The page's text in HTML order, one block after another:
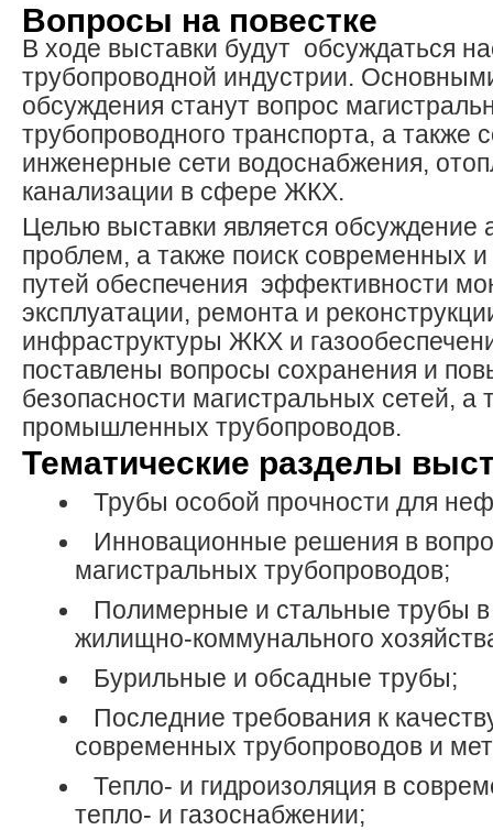
Вопросы на повестке
В ходе выставки будут обсуждаться
трубопроводной индустрии.
обсуждения станут вопрос
трубопроводного транспорта, а также
инженерные сети водоснабжения,
канализации в сфере ЖКХ.
Целью выставки является обсуждение
проблем, а также поиск современных
путей обеспечения эффективности
эксплуатации, ремонта и
инфраструктуры ЖКХ и
поставлены вопросы сохранения и
безопасности магистральных сетей, а
промышленных трубопроводов.
Тематические разделы
Трубы особой прочности для
Инновационные решения в
магистральных трубопроводов;
Полимерные и стальные трубы
жилищно-коммунального
Бурильные и обсадные трубы;
Последние требования к
современных трубопроводов и
Тепло- и гидроизоляция в
тепло- и газоснабжении;